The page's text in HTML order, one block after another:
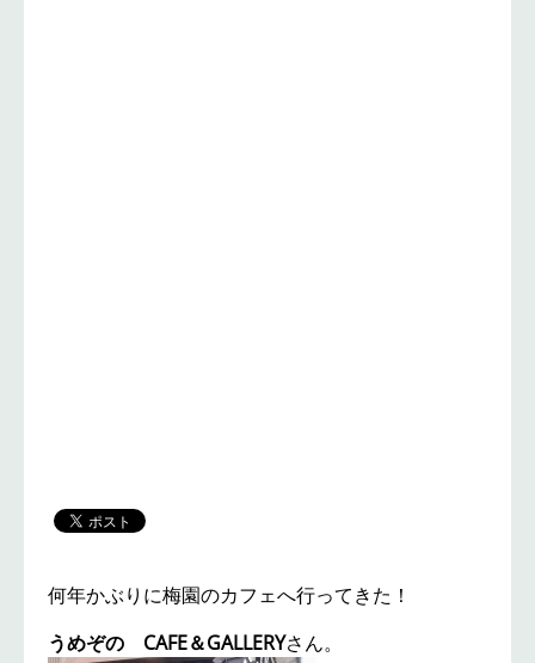
何年かぶりに梅園のカフェへ行ってきた！
うめぞの CAFE＆GALLERYさん。